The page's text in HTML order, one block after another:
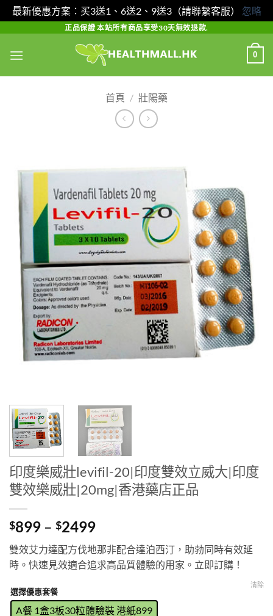
最新優惠方案：买3送1、6送2、9送3（請聯繫客服） 忽略
content
正品保證 本站所有商品享受30天無效退款.
0
首頁 / 壯陽藥
印度樂威壯levifil-20|印度雙效立威大|印度
雙效樂威壯|20mg|香港藥店正品
$899 – $2499Price
range:
$899
through
雙效艾力達配方伐地那非配合達泊西汀，助勃同時有效延
時。快速見效適合追求高品質體驗的用家。立即訂購！
選擇優惠套餐
A餐 1盒3板30粒體驗裝 港紙899
清除